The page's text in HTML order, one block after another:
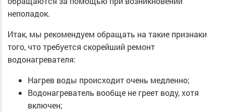
неполадок.
Итак, мы рекомендуем обращать на такие признаки
того, что требуется скорейший ремонт
водонагревателя:
Нагрев воды происходит очень медленно;
Водонагреватель вообще не греет воду, хотя
включен;